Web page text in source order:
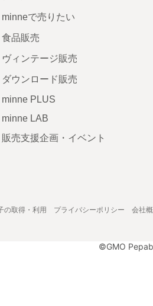
minneで売りたい
食品販売
ヴィンテージ販売
ダウンロード販売
minne PLUS
minne LAB
販売支援企画・イベント
の取得・利用 プライバシーポリシー 会社
©GMO